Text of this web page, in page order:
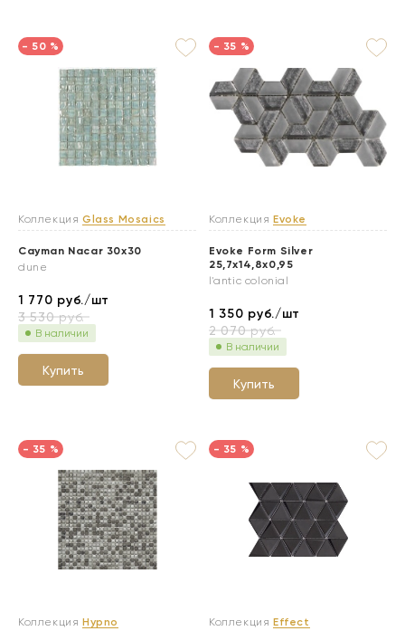
- 50 %
Коллекция Glass Mosaics
Cayman Nacar 30x30
dune
1 770 руб./шт
3 530руб.
В наличии
Купить
- 35 %
Коллекция Evoke
Evoke Form Silver
25,7x14,8x0,95
l'antic colonial
1 350 руб./шт
2 070руб.
В наличии
Купить
- 35 %
Коллекция Hypno
- 35 %
Коллекция Effect